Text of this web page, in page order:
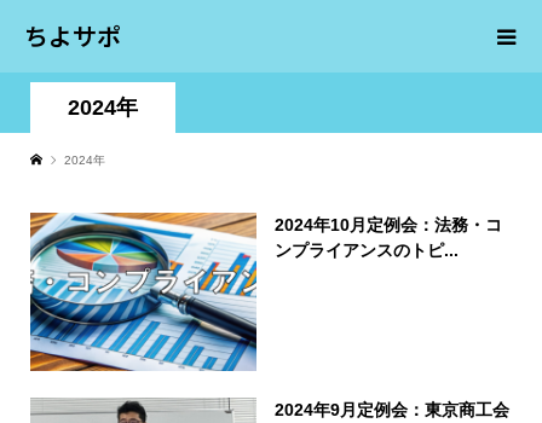
ちよサポ
2024年
2024年
2024年10月定例会：法務・コ
ンプライアンスのトピ...
2024年9月定例会：東京商工会